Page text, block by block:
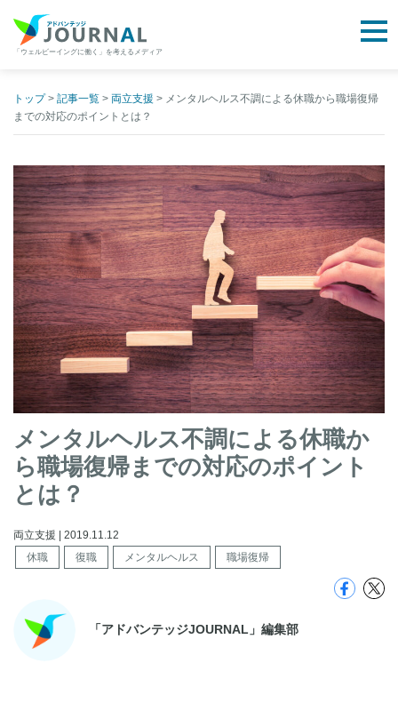
content
「ウェルビーイングに働く」を考えるメディア
トップ> 記事一覧 > 両立支援 > メンタルヘルス不調による休職から職場復帰
までの対応のポイントとは？
メンタルヘルス不調による休職か
ら職場復帰までの対応のポイント
とは？
両立支援 | 2019.11.12
休職
復職 メンタルヘルス 職場復帰
「アドバンテッジJOURNAL」編集部